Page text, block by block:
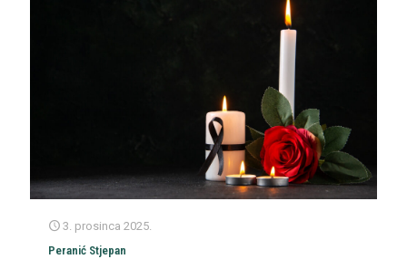
3. prosinca 2025.
Peranić Stjepan